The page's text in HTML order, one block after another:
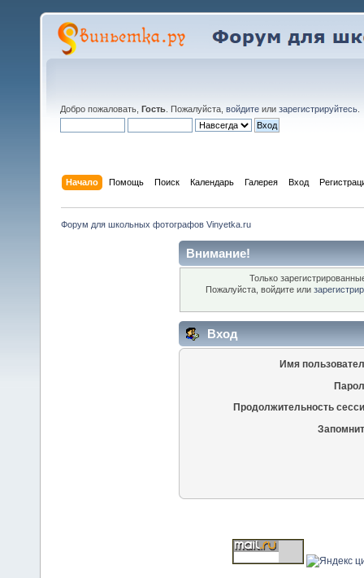
Добро пожаловать, Гость . Пожалуйста, войдите или зарегистрируйтесь
Начало Помощь Поиск Календарь Галерея Вход
Форум для школьных фотографов Vinyetka.ru
Внимание!
Только
Пожалуйста, войдите или
Вход
Имя
Продолжительность